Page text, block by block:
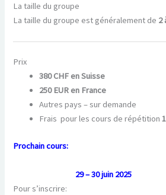
La taille du groupe
La taille du groupe est généralement de 2
Prix
380 CHF en Suisse
250 EUR en France
Autres pays – sur demande
Frais pour les cours de répétition
Prochain cours:
29 – 30 juin 2025
Pour s’inscrire: